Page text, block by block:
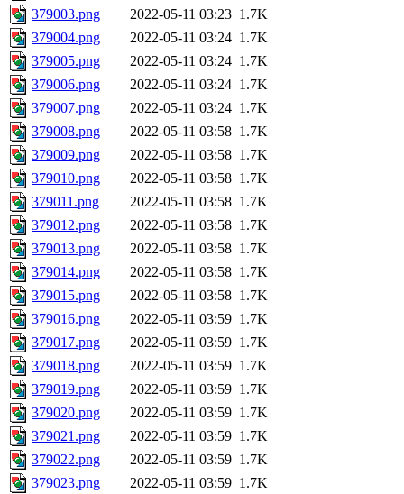
379003.png
2022-05-11 03:23 1.7K
379004.png
2022-05-11 03:24 1.7K
379005.png
2022-05-11 03:24 1.7K
379006.png
2022-05-11 03:24 1.7K
379007.png
2022-05-11 03:24 1.7K
379008.png
2022-05-11 03:58 1.7K
379009.png
2022-05-11 03:58 1.7K
379010.png
2022-05-11 03:58 1.7K
379011.png
2022-05-11 03:58 1.7K
379012.png
2022-05-11 03:58 1.7K
379013.png
2022-05-11 03:58 1.7K
379014.png
2022-05-11 03:58 1.7K
379015.png
2022-05-11 03:58 1.7K
379016.png
2022-05-11 03:59 1.7K
379017.png
2022-05-11 03:59 1.7K
379018.png
2022-05-11 03:59 1.7K
379019.png
2022-05-11 03:59 1.7K
379020.png
2022-05-11 03:59 1.7K
379021.png
2022-05-11 03:59 1.7K
379022.png
2022-05-11 03:59 1.7K
379023.png
2022-05-11 03:59 1.7K